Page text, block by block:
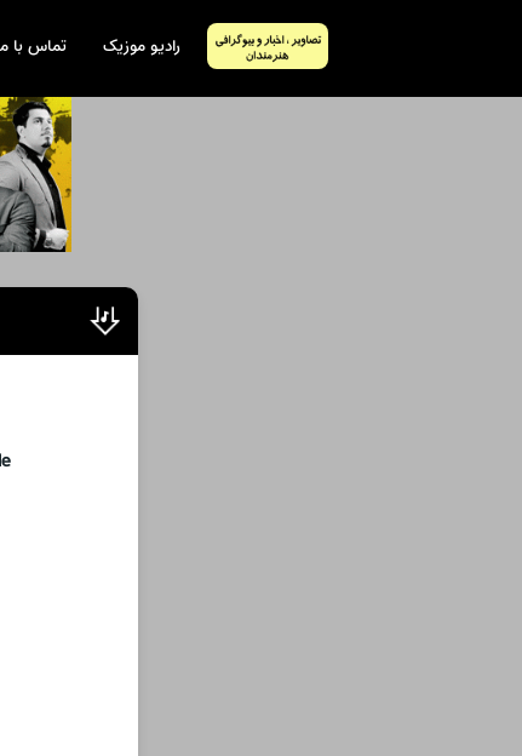
رادیو موزیک تماس با